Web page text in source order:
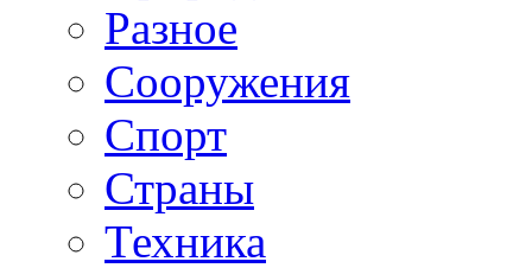
Разное
Сооружения
Спорт
Страны
Техника